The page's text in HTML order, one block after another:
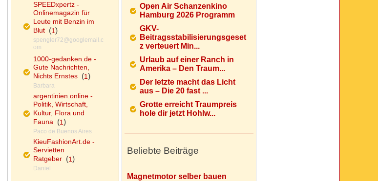
Open Air Schanzenkino
Hamburg 2026 Programm
GKV-
Beitragsstabilisierungsgeset
z verteuert Min...
Urlaub auf einer Ranch in
Amerika – Den Traum...
Der letzte macht das Licht
aus – Die 20 fast ...
Grotte erreicht Traumpreis
hole dir jetzt Hohlw...
Beliebte Beiträge
Magnetmotor selber bauen
SPEEDxpertz -
Onlinemagazin für
Leute mit Benzin im
Blut(1)
spengler72@googlemail.c
om
1000-gedanken.de -
Gute Nachrichten,
Nichts Ernstes(1)
Barbara
argentinien.online -
Politik, Wirtschaft,
Kultur, Flora und
Fauna(1)
Paco de Buenos Aires
KieuFashionArt.de -
Servietten
Ratgeber(1)
Daniel